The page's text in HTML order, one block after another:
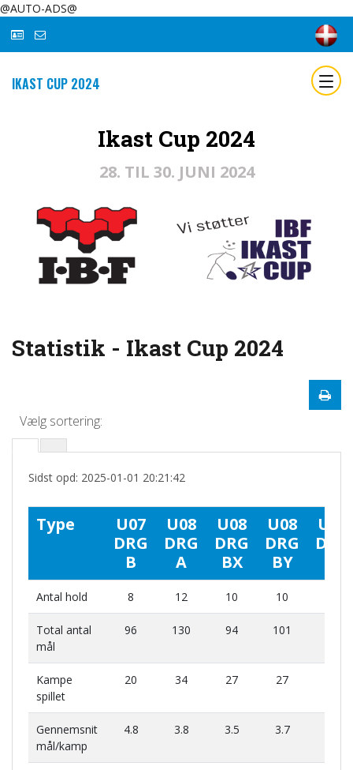
@AUTO-ADS@
IKAST CUP 2024
Ikast Cup 2024
28. TIL 30. JUNI 2024
Statistik - Ikast Cup 2024
Vælg sortering:
Sidst opd: 2025-01-01 20:21:42
Type
U07
DRG
B
U08
DRG
A
U08
DRG
BX
U08
DRG
BY
U09
DRG
Antal hold 8 12 10 10
Total antal
mål
96 130 94 101
Kampe
spillet
20 34 27 27
Gennemsnit
mål/kamp
4.8 3.8 3.5 3.7